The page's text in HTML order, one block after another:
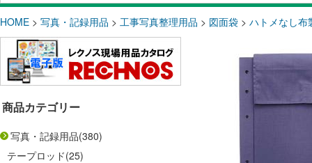
HOME > 写真・記録用品 > 工事写真整理用品 > 図面袋 > ハトメなし布
商品カテゴリー
写真・記録用品(380)
テープロッド(25)